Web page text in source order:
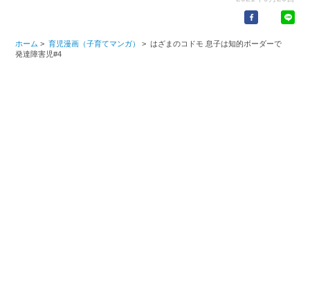
ホーム > 育児漫画（子育てマンガ） > はざまのコドモ 息子は知的ボーダーで
発達障害児#4